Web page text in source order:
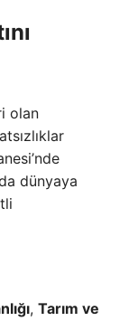
olan
dünyaya
, Tarım ve